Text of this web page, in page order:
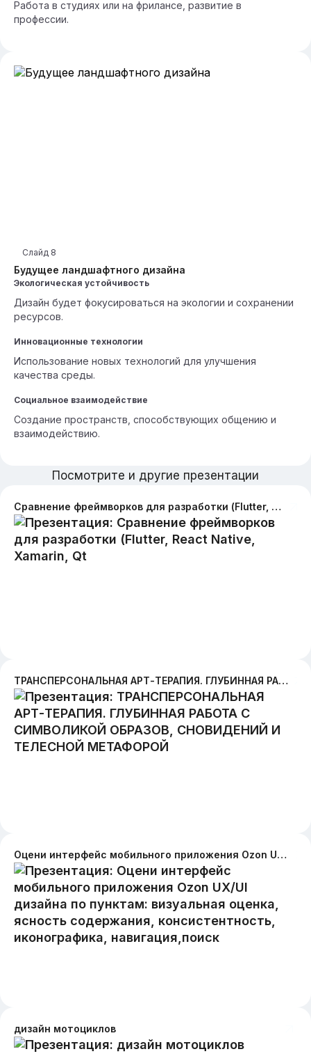
Работа в студиях или на фрилансе, развитие в
профессии.
Будущее ландшафтного дизайна
Слайд 8
Экологическая устойчивость
Дизайн будет фокусироваться на экологии и сохранении
ресурсов.
Инновационные технологии
Использование новых технологий для улучшения
качества среды.
Социальное взаимодействие
Создание пространств, способствующих общению и
взаимодействию.
Посмотрите и другие презентации
Сравнение фреймворков для разработки (Flutter, React Native, Xamarin, Qt
ТРАНСПЕРСОНАЛЬНАЯ АРТ-ТЕРАПИЯ. ГЛУБИННАЯ РАБОТА С СИМВОЛИКОЙ ОБРАЗОВ, СНОВИДЕНИЙ И ТЕЛЕСНОЙ МЕТАФОРОЙ
Оцени интерфейс мобильного приложения Ozon UX/UI дизайна по пунктам: визуальная оценка, ясность содержания, консистентность, иконографика, навигация,поиск
дизайн мотоциклов